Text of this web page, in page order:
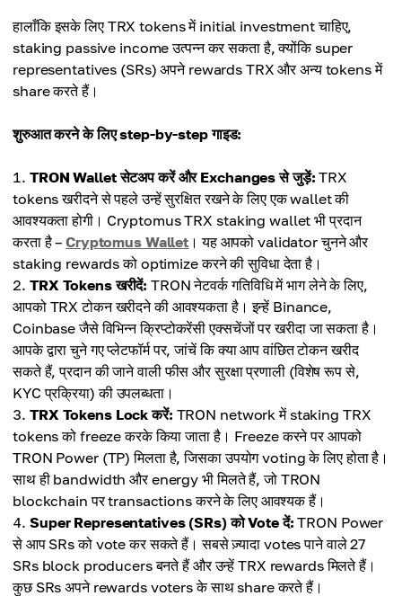
हालाँकि इसके लिए TRX tokens में initial investment चाहिए,
staking passive income उत्पन्न कर सकता है, क्योंकि super
representatives (SRs) अपने rewards TRX और अन्य tokens में
share करते हैं।
शुरुआत करने के लिए step-by-step गाइड:
TRON Wallet सेटअप करें और Exchanges से जुड़ें: TRX
tokens खरीदने से पहले उन्हें सुरक्षित रखने के लिए एक wallet की
आवश्यकता होगी। Cryptomus TRX staking wallet भी प्रदान
करता है –Cryptomus Wallet । यह आपको validator चुनने और
staking rewards को optimize करने की सुविधा देता है।
TRX Tokens खरीदें: TRON नेटवर्क गतिविधि में भाग लेने के लिए,
आपको TRX टोकन खरीदने की आवश्यकता है। इन्हें Binance,
Coinbase जैसे विभिन्न क्रिप्टोकरेंसी एक्सचेंजों पर खरीदा जा सकता है।
आपके द्वारा चुने गए प्लेटफॉर्म पर, जांचें कि क्या आप वांछित टोकन खरीद
सकते हैं, प्रदान की जाने वाली फीस और सुरक्षा प्रणाली (विशेष रूप से,
KYC प्रक्रिया) की उपलब्धता।
TRX Tokens Lock करें: TRON network में staking TRX
tokens को freeze करके किया जाता है। Freeze करने पर आपको
TRON Power (TP) मिलता है, जिसका उपयोग voting के लिए होता है।
साथ ही bandwidth और energy भी मिलते हैं, जो TRON
blockchain पर transactions करने के लिए आवश्यक हैं।
Super Representatives (SRs) को Vote दें: TRON Power
से आप SRs को vote कर सकते हैं। सबसे ज़्यादा votes पाने वाले 27
SRs block producers बनते हैं और उन्हें TRX rewards मिलते हैं।
कुछ SRs अपने rewards voters के साथ share करते हैं।